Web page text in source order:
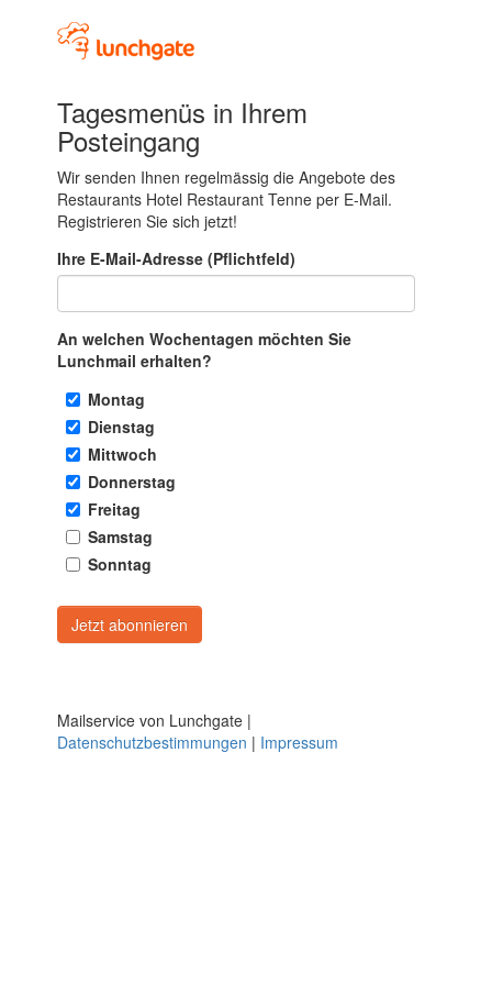
Tagesmenüs in Ihrem
Posteingang
Wir senden Ihnen regelmässig die Angebote des
Restaurants Hotel Restaurant Tenne per E-Mail.
Registrieren Sie sich jetzt!
Ihre E-Mail-Adresse (Pflichtfeld)
An welchen Wochentagen möchten Sie
Lunchmail erhalten?
Montag
Dienstag
Mittwoch
Donnerstag
Freitag
Samstag
Sonntag
Mailservice von Lunchgate |
Datenschutzbestimmungen | Impressum